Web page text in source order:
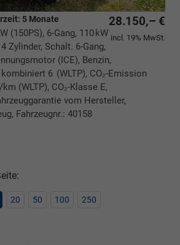
28.150,– €
incl. 19% MwSt.
5 Monate
(150PS), 6-Gang, 110 kW
Zylinder, Schalt. 6-Gang,
(ICE), Benzin,
6 (WLTP), CO₂-Emission
(WLTP), CO₂-Klasse E,
vom Hersteller,
Fahrzeugnr.: 40158
drucken
20 50 100 250